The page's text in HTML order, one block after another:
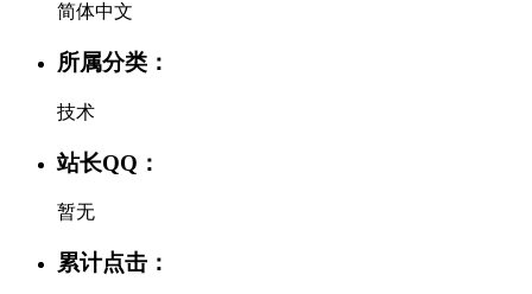
简体中文
所属分类：
技术
站长QQ：
暂无
累计点击：